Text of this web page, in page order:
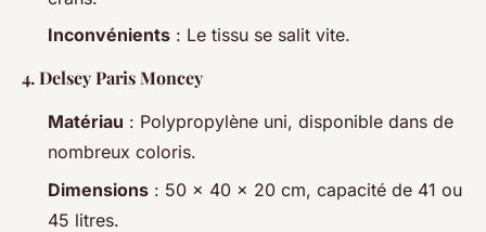
Inconvénients : Le tissu se salit vite.
4.Delsey Paris Moncey
Matériau : Polypropylène uni, disponible dans de
nombreux coloris.
Dimensions : 50 x 40 x 20 cm, capacité de 41 ou
45 litres.